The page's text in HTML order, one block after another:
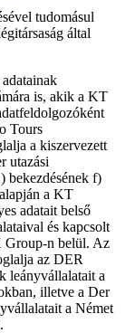
tudomásul
által
is, akik a KT
Tours
a kiszervezett
utazási
bekezdésének f)
a KT
adatait belső
és kapcsolt
n belül. Az
az DER
leányvállalatait a
illetve a Der
a Német